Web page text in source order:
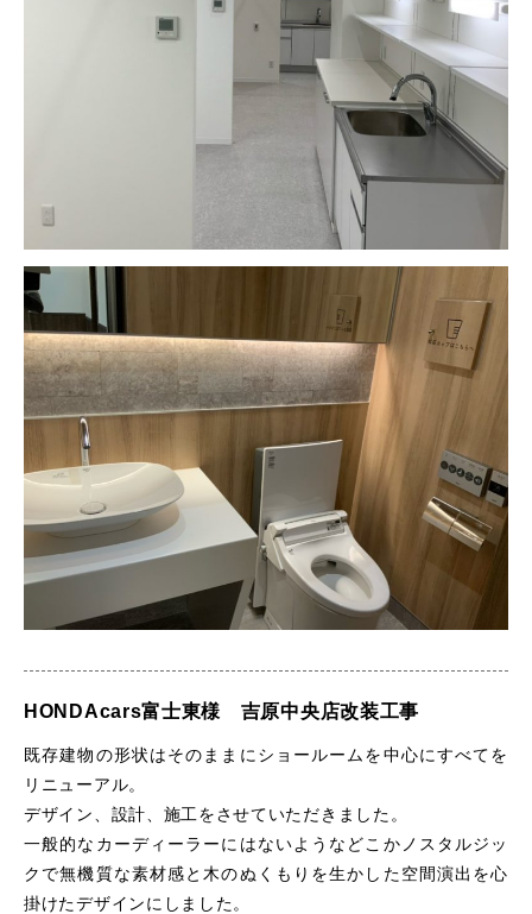
HONDAcars富士東様 吉原中央店改装工事
既存建物の形状はそのままにショールームを中心にすべてを
リニューアル。
デザイン、設計、施工をさせていただきました。
一般的なカーディーラーにはないようなどこかノスタルジッ
クで無機質な素材感と木のぬくもりを生かした空間演出を心
掛けたデザインにしました。